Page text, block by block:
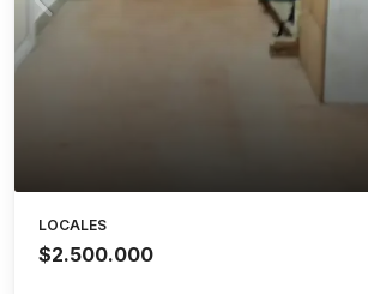
LOCALES
$2.500.000